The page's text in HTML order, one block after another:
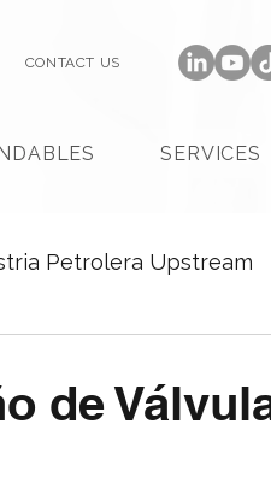
CONTACT US
SERVICES
Petrolera Upstream
de